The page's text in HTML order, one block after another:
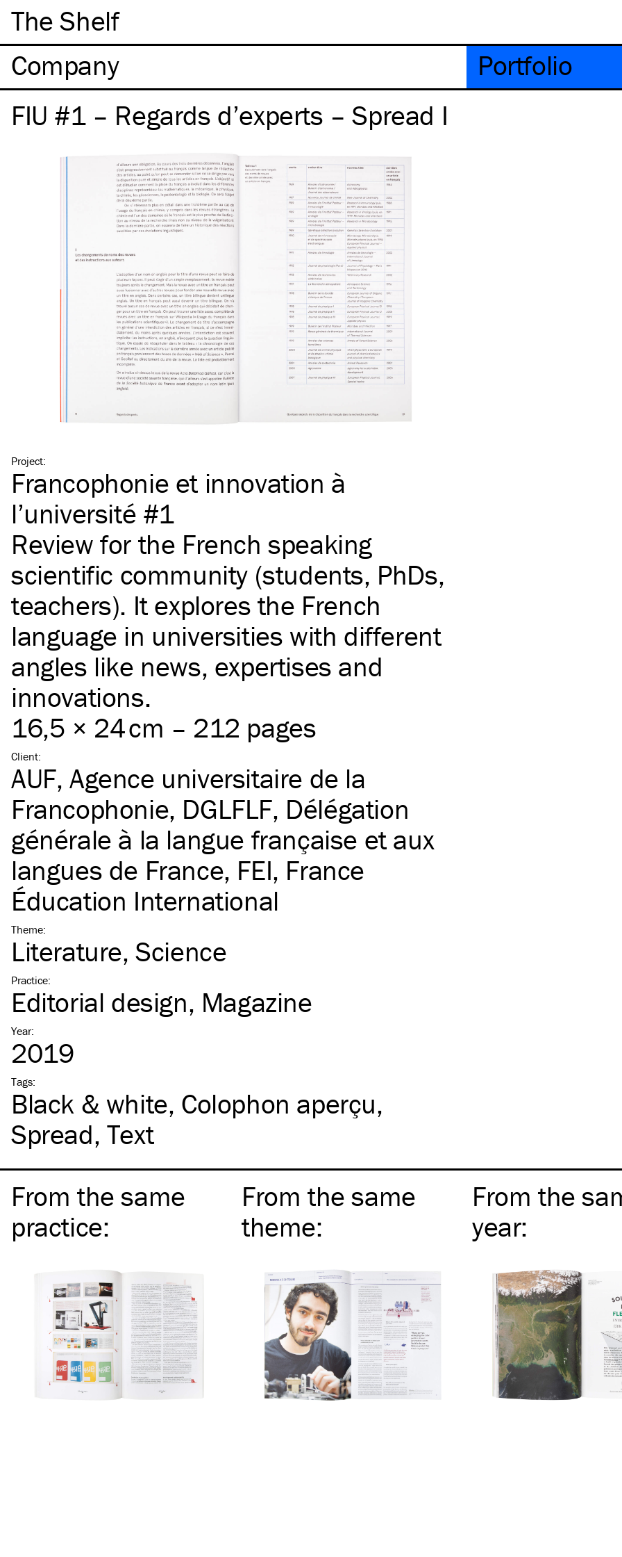
The Shelf
Company
Portfolio
FIU #1 – Regards d’experts – Spread I
Project:
Francophonie et innovation à
l’université #1
Review for the French speaking
scientific community (students, PhDs,
teachers). It explores the French
language in universities with different
angles like news, expertises and
innovations.
16,5 × 24 cm – 212 pages
Client:
AUF, Agence universitaire de la
Francophonie, DGLFLF, Délégation
générale à la langue française et aux
langues de France, FEI, France
Éducation International
Theme:
Literature Science
Practice:
Editorial design Magazine
Year:
2019
Tags:
Black & white Colophon aperçu
Spread Text
From the same
practice:
From the same
theme:
From the
year: